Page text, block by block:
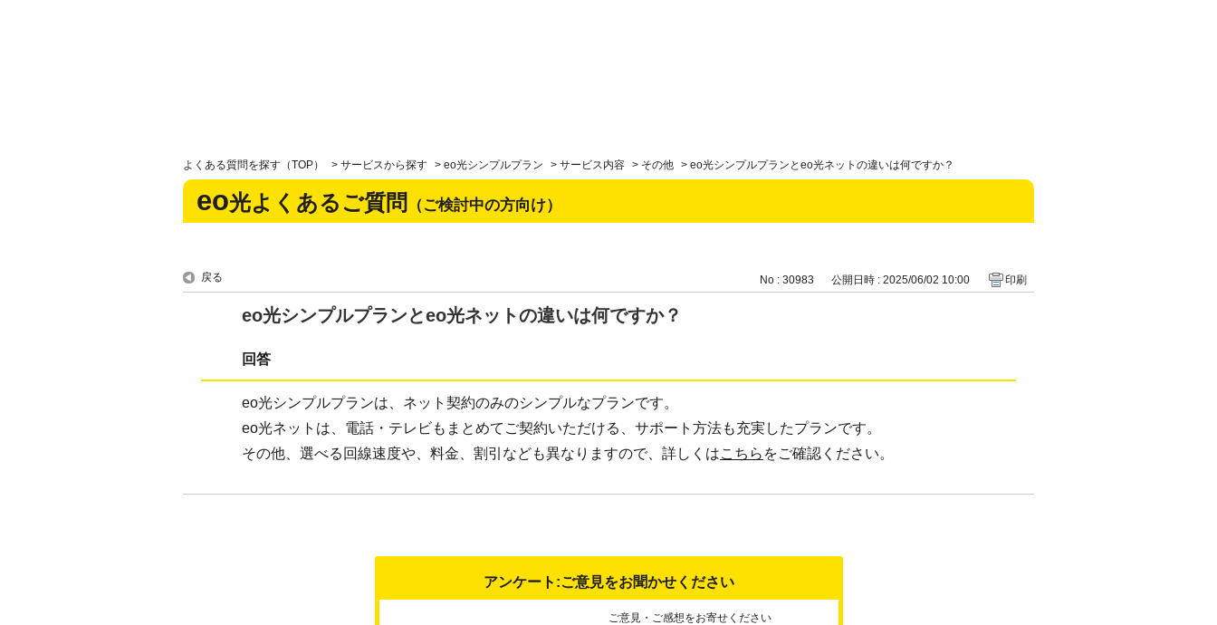
よくある質問を探す（TOP） > サービスから探す > eo光シンプルプラン > サービス内容 > その他 > eo光シンプルプランとeo光ネットの違いは何ですか？
eo光よくあるご質問 （ご検討中の方向け）
戻る No : 30983 公開日時 : 2025/06/02 10:00 印刷
eo光シンプルプランとeo光ネットの違いは何ですか？
回答
eo光シンプルプランは、ネット契約のみのシンプルなプランです。
eo光ネットは、電話・テレビもまとめてご契約いただける、サポート方法も充実したプランです。
その他、選べる回線速度や、料金、割引なども異なりますので、詳しくはこちら をご確認ください。
アンケート:ご意見をお聞かせください
ご意見・ご感想をお寄せください